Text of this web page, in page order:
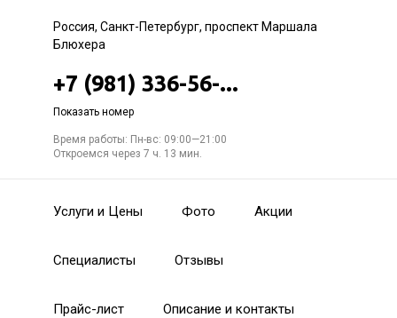
Россия, Санкт-Петербург, проспект Маршала
Блюхера
+7 (981) 336-56-...
Показать номер
Время работы: Пн-вс: 09:00—21:00
Откроемся через 7 ч. 13 мин.
Услуги и Цены Фото Акции
Специалисты Отзывы
Прайс-лист Описание и контакты